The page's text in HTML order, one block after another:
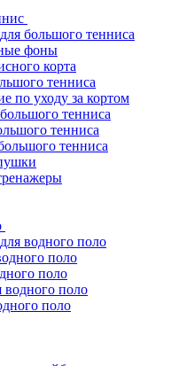
большого тенниса
фоны
корта
тенниса
по уходу за кортом
тенниса
тенниса
тенниса
водного поло
поло
поло
водного поло
поло